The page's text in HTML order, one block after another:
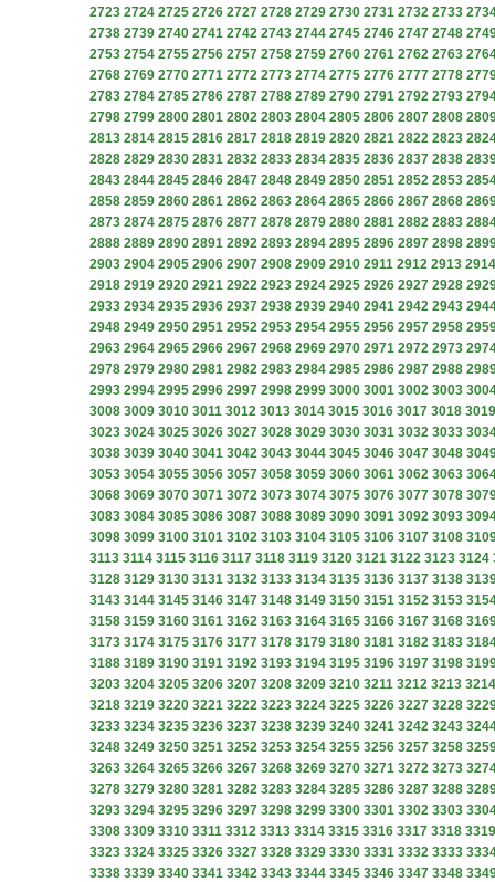
2723 2724 2725 2726 2727 2728 2729 2730 2731 2732 2733
2738 2739 2740 2741 2742 2743 2744 2745 2746 2747 2748
2753 2754 2755 2756 2757 2758 2759 2760 2761 2762 2763
2768 2769 2770 2771 2772 2773 2774 2775 2776 2777 2778
2783 2784 2785 2786 2787 2788 2789 2790 2791 2792 2793
2798 2799 2800 2801 2802 2803 2804 2805 2806 2807 2808
2813 2814 2815 2816 2817 2818 2819 2820 2821 2822 2823
2828 2829 2830 2831 2832 2833 2834 2835 2836 2837 2838
2843 2844 2845 2846 2847 2848 2849 2850 2851 2852 2853
2858 2859 2860 2861 2862 2863 2864 2865 2866 2867 2868
2873 2874 2875 2876 2877 2878 2879 2880 2881 2882 2883
2888 2889 2890 2891 2892 2893 2894 2895 2896 2897 2898
2903 2904 2905 2906 2907 2908 2909 2910 2911 2912 2913 2914
2918 2919 2920 2921 2922 2923 2924 2925 2926 2927 2928
2933 2934 2935 2936 2937 2938 2939 2940 2941 2942 2943
2948 2949 2950 2951 2952 2953 2954 2955 2956 2957 2958
2963 2964 2965 2966 2967 2968 2969 2970 2971 2972 2973
2978 2979 2980 2981 2982 2983 2984 2985 2986 2987 2988
2993 2994 2995 2996 2997 2998 2999 3000 3001 3002 3003
3008 3009 3010 3011 3012 3013 3014 3015 3016 3017 3018 3019
3023 3024 3025 3026 3027 3028 3029 3030 3031 3032 3033
3038 3039 3040 3041 3042 3043 3044 3045 3046 3047 3048
3053 3054 3055 3056 3057 3058 3059 3060 3061 3062 3063
3068 3069 3070 3071 3072 3073 3074 3075 3076 3077 3078
3083 3084 3085 3086 3087 3088 3089 3090 3091 3092 3093
3098 3099 3100 3101 3102 3103 3104 3105 3106 3107 3108
3113 3114 3115 3116 3117 3118 3119 3120 3121 3122 3123 3124
3128 3129 3130 3131 3132 3133 3134 3135 3136 3137 3138
3143 3144 3145 3146 3147 3148 3149 3150 3151 3152 3153
3158 3159 3160 3161 3162 3163 3164 3165 3166 3167 3168
3173 3174 3175 3176 3177 3178 3179 3180 3181 3182 3183
3188 3189 3190 3191 3192 3193 3194 3195 3196 3197 3198
3203 3204 3205 3206 3207 3208 3209 3210 3211 3212 3213 3214
3218 3219 3220 3221 3222 3223 3224 3225 3226 3227 3228
3233 3234 3235 3236 3237 3238 3239 3240 3241 3242 3243
3248 3249 3250 3251 3252 3253 3254 3255 3256 3257 3258
3263 3264 3265 3266 3267 3268 3269 3270 3271 3272 3273
3278 3279 3280 3281 3282 3283 3284 3285 3286 3287 3288
3293 3294 3295 3296 3297 3298 3299 3300 3301 3302 3303
3308 3309 3310 3311 3312 3313 3314 3315 3316 3317 3318 3319
3323 3324 3325 3326 3327 3328 3329 3330 3331 3332 3333
3338 3339 3340 3341 3342 3343 3344 3345 3346 3347 3348